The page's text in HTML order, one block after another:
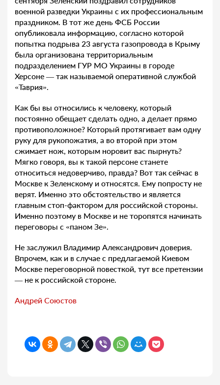
военной разведки Украины с их профессиональным
праздником. В тот же день ФСБ России
опубликовала информацию, согласно которой
попытка подрыва 23 августа газопровода в Крыму
была организована территориальным
подразделением ГУР МО Украины в городе
Херсоне — так называемой оперативной службой
«Таврия».
Как бы вы относились к человеку, который
постоянно обещает сделать одно, а делает прямо
противоположное? Который протягивает вам одну
руку для рукопожатия, а во второй при этом
сжимает нож, которым норовит вас пырнуть?
Мягко говоря, вы к такой персоне станете
относиться недоверчиво, правда? Вот так сейчас в
Москве к Зеленскому и относятся. Ему попросту не
верят. Именно это обстоятельство и является
главным стоп-фактором для российской стороны.
Именно поэтому в Москве и не торопятся начинать
переговоры с «паном Зе».
Не заслужил Владимир Александрович доверия.
Впрочем, как и в случае с предлагаемой Киевом
Москве переговорной повесткой, тут все претензии
— не к российской стороне.
Андрей Союстов